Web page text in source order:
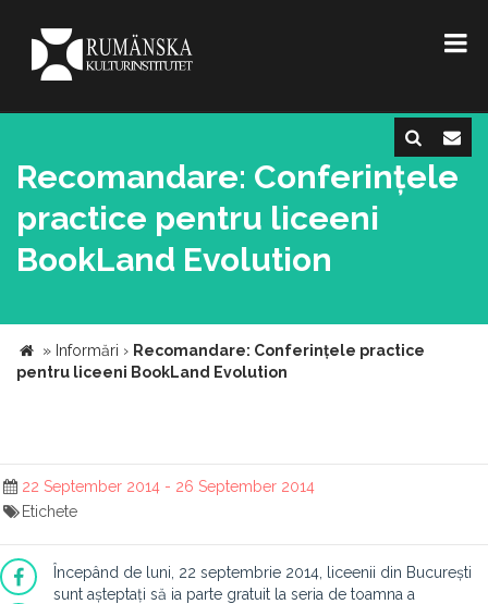
Recomandare: Conferințele
practice pentru liceeni
BookLand Evolution
» Informări › Recomandare: Conferințele practice
pentru liceeni BookLand Evolution
22 September 2014 - 26 September 2014
Etichete
Începând de luni, 22 septembrie 2014, liceenii din București
sunt așteptați să ia parte gratuit la seria de toamna a